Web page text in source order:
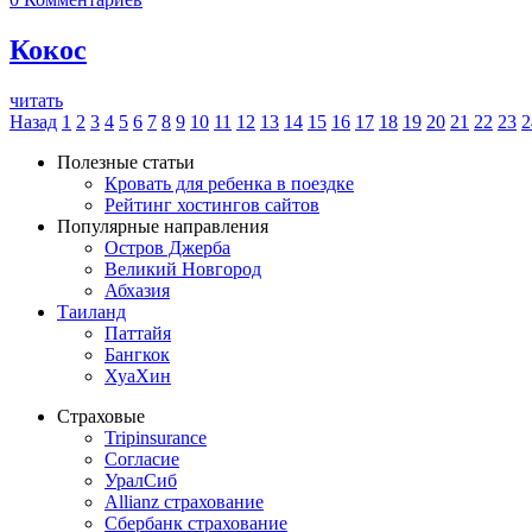
Кокос
читать
Назад 1 2 3 4 5 6 7 8 9 10 11 12 13 14 15 16 17 18 19 20 21 22 23
Полезные статьи
Кровать для ребенка в поездке
Рейтинг хостингов сайтов
Популярные направления
Остров Джерба
Великий Новгород
Абхазия
Таиланд
Паттайя
Бангкок
ХуаХин
Страховые
Tripinsurance
Согласие
УралСиб
Allianz страхование
Сбербанк страхование